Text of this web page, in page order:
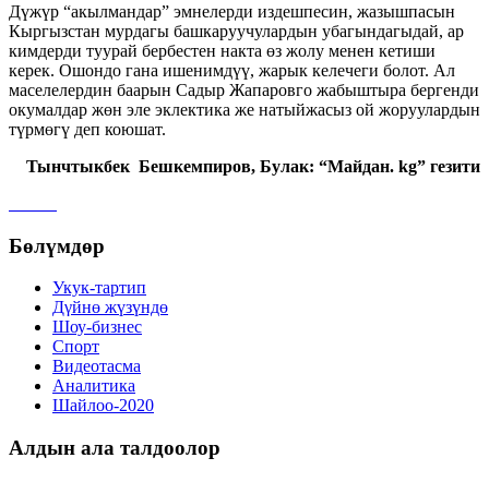
Дүжүр “акылмандар” эмнелерди издешпесин, жазышпасын
Кыргызстан мурдагы башкаруучулардын убагындагыдай, ар
кимдерди туурай бербестен накта өз жолу менен кетиши
керек. Ошондо гана ишенимдүү, жарык келечеги болот. Ал
маселелердин баарын Садыр Жапаровго жабыштыра бергенди
окумалдар жөн эле эклектика же натыйжасыз ой жоруулардын
түрмөгү деп коюшат.
Тынчтыкбек Бешкемпиров, Булак: “Майдан. kg” гезити
Бөлүмдөр
Укук-тартип
Дγйнө жүзүндө
Шоу-бизнес
Спорт
Видеотасма
Аналитика
Шайлоо-2020
Алдын ала талдоолор